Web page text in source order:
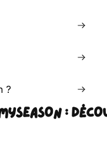
?
: